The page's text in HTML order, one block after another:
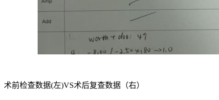
术前检查数据(左)VS术后复查数据（右）